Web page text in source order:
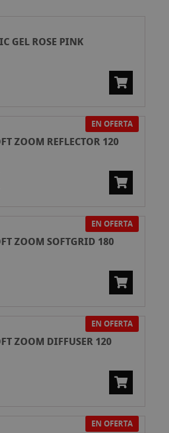
GEL ROSE PINK
EN OFERTA
ZOOM REFLECTOR 120
EN OFERTA
ZOOM SOFTGRID 180
EN OFERTA
ZOOM DIFFUSER 120
EN OFERTA